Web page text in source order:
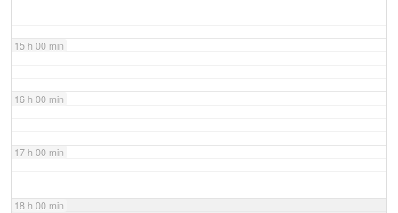
15 h 00 min
16 h 00 min
17 h 00 min
18 h 00 min